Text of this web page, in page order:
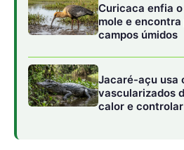
Um dos pilares mais inovadores
de pagamento por serviços
lhes confere o título formal de
ecológicos. Pequenos
compõem a região receberam
seu papel essencial na
Essa modalidade foca
manutenção da vegetação nativa,